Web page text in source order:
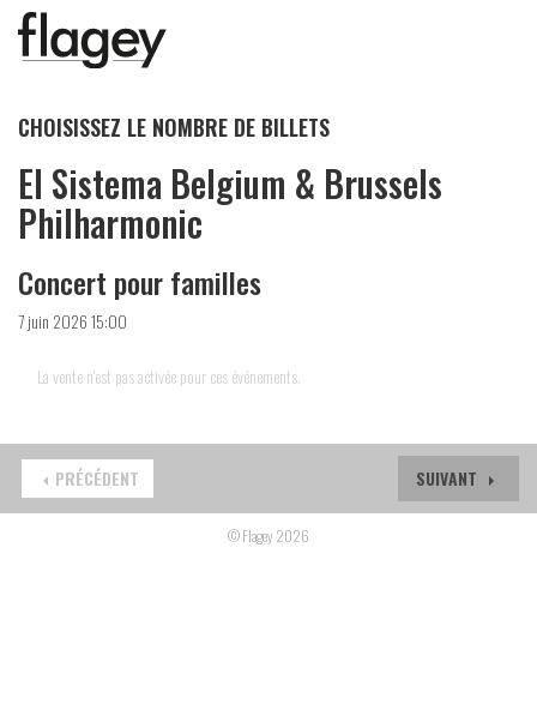
CHOISISSEZ LE NOMBRE DE BILLETS
El Sistema Belgium & Brussels
Philharmonic
Concert pour familles
7 juin 2026 15:00
La vente n'est pas activée pour ces événements.
SUIVANT
PRÉCÉDENT
© Flagey 2026